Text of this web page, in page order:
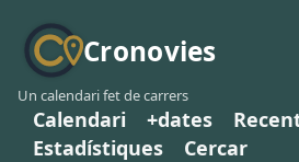
Cronovies
Un calendari fet de carrers
Calendari +dates
Estadístiques
Cercar